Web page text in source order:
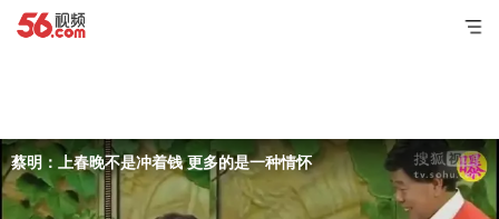
蔡明：上春晚不是冲着钱 更多的是一种情怀